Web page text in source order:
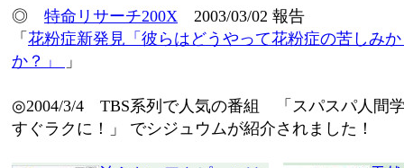
◎ 特命リサーチ200X 2003/03/02 報告
「 花粉症新発見「彼らはどうやって花粉症の苦しみ
か？」
」
◎2004/3/4 TBS系列で人気の番組 「スパスパ人間
すぐラクに！」 でシジュウムが紹介されました！